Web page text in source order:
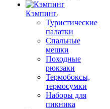
Кэмпинг
Туристические
палатки
Спальные
мешки
Походные
рюкзаки
Термобоксы,
термосумки
Наборы для
пикника